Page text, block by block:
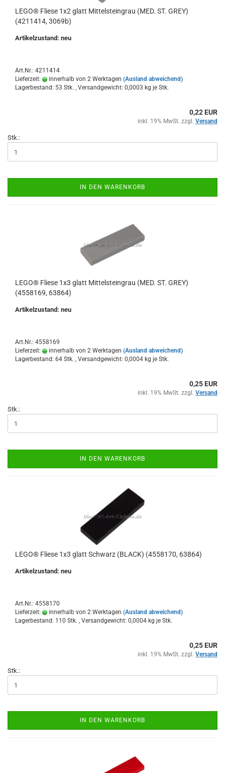
LEGO® Fliese 1x2 glatt Mittelsteingrau (MED. ST. GREY)
(4211414, 3069b)
Artikelzustand: neu
Art.Nr.: 4211414
Lieferzeit:
innerhalb von 2 Werktagen (Ausland abweichend)
Lagerbestand: 53 Stk. , Versandgewicht: 0,0003 kg je Stk.
0,22 EUR
inkl. 19% MwSt. zzgl. Versand
Stk.:
IN DEN WARENKORB
LEGO® Fliese 1x3 glatt Mittelsteingrau (MED. ST. GREY)
(4558169, 63864)
Artikelzustand: neu
Art.Nr.: 4558169
Lieferzeit:
innerhalb von 2 Werktagen (Ausland abweichend)
Lagerbestand: 64 Stk. , Versandgewicht: 0,0004 kg je Stk.
0,25 EUR
inkl. 19% MwSt. zzgl. Versand
Stk.:
IN DEN WARENKORB
LEGO® Fliese 1x3 glatt Schwarz (BLACK) (4558170, 63864)
Artikelzustand: neu
Art.Nr.: 4558170
Lieferzeit:
innerhalb von 2 Werktagen (Ausland abweichend)
Lagerbestand: 110 Stk. , Versandgewicht: 0,0004 kg je Stk.
0,25 EUR
inkl. 19% MwSt. zzgl. Versand
Stk.:
IN DEN WARENKORB